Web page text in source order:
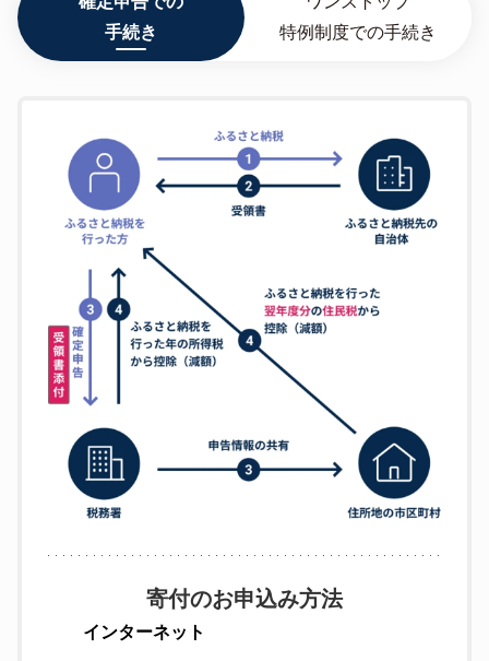
手続き
特例制度での手続き
寄付のお申込み方法
インターネット